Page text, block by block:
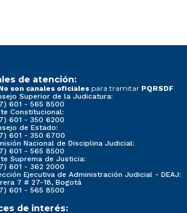
de atención:
son canales oficiales para tramitar PQRSDF
Superior de la Judicatura:
601 - 565 8500
Constitucional:
601 - 350 6200
de Estado:
601 - 350 6700
Nacional de Disciplina Judicial:
601 - 565 8500
Suprema de Justicia:
601 - 362 2000
Ejecutiva de Administración Judicial - DEAJ:
7 # 27-18, Bogotá
601 - 565 8500
de interés: